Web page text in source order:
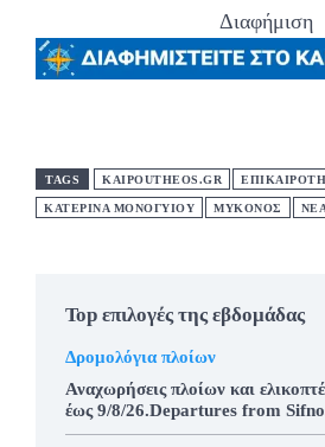
Διαφήμιση
TAGS KAIPOUTHEOS.GR
ΚΑΤΕΡΙΝΑ ΜΟΝΟΓΥΙΟΥ ΜΥΚΟΝΟΣ
Top επιλογές της εβδομάδας
Δρομολόγια πλοίων
Αναχωρήσεις πλοίων και
έως 9/8/26.Departures from